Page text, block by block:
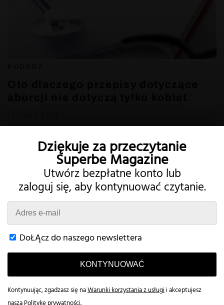
Dziękuje za przeczytanie
Superbe Magazine
Utwórz bezpłatne konto lub
zaloguj się, aby kontynuować czytanie.
DoŁĄcz do naszego newslettera
KONTYNUOWAĆ
Kontynuując, zgadzasz się naWarunki korzystania z usługii akceptujesz
provide additional functionality.Read more
Twitter Instagram
© 2026 Superbe Magazine